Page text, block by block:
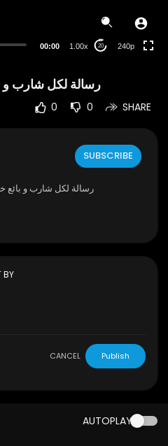
00:00 1.00x 20 240p
رسالة لكل شارب و
0 0 SHARE
SUBSCRIBE
رسالة لكل شارب و بائع
BY
CANCEL Publish
AUTOPLAY
11:29